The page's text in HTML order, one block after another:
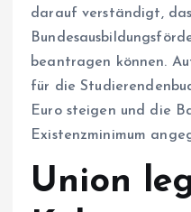
darauf verständigt,
beantragen können.
für die
Euro steigen und die
Existenzminimum
Union